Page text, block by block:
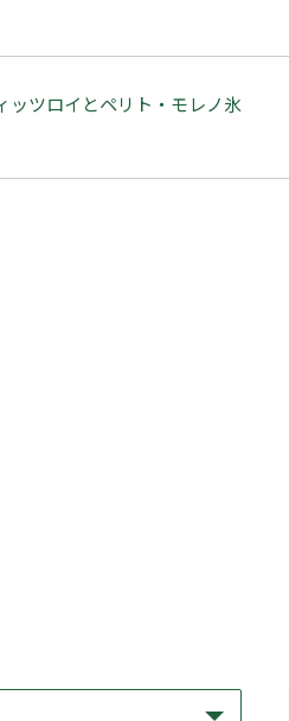
ッツロイとペリト・モレノ氷